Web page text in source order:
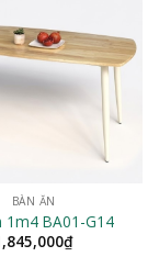
BÀN ĂN
1m4 BA01-G14
₫